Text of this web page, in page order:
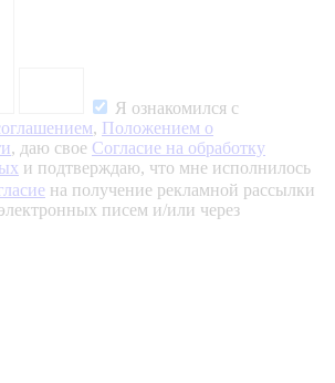
Я ознакомился с
, Положением о
, даю свое Согласие на обработку
и подтверждаю, что мне исполнилось
на получение рекламной рассылки
писем и/или через